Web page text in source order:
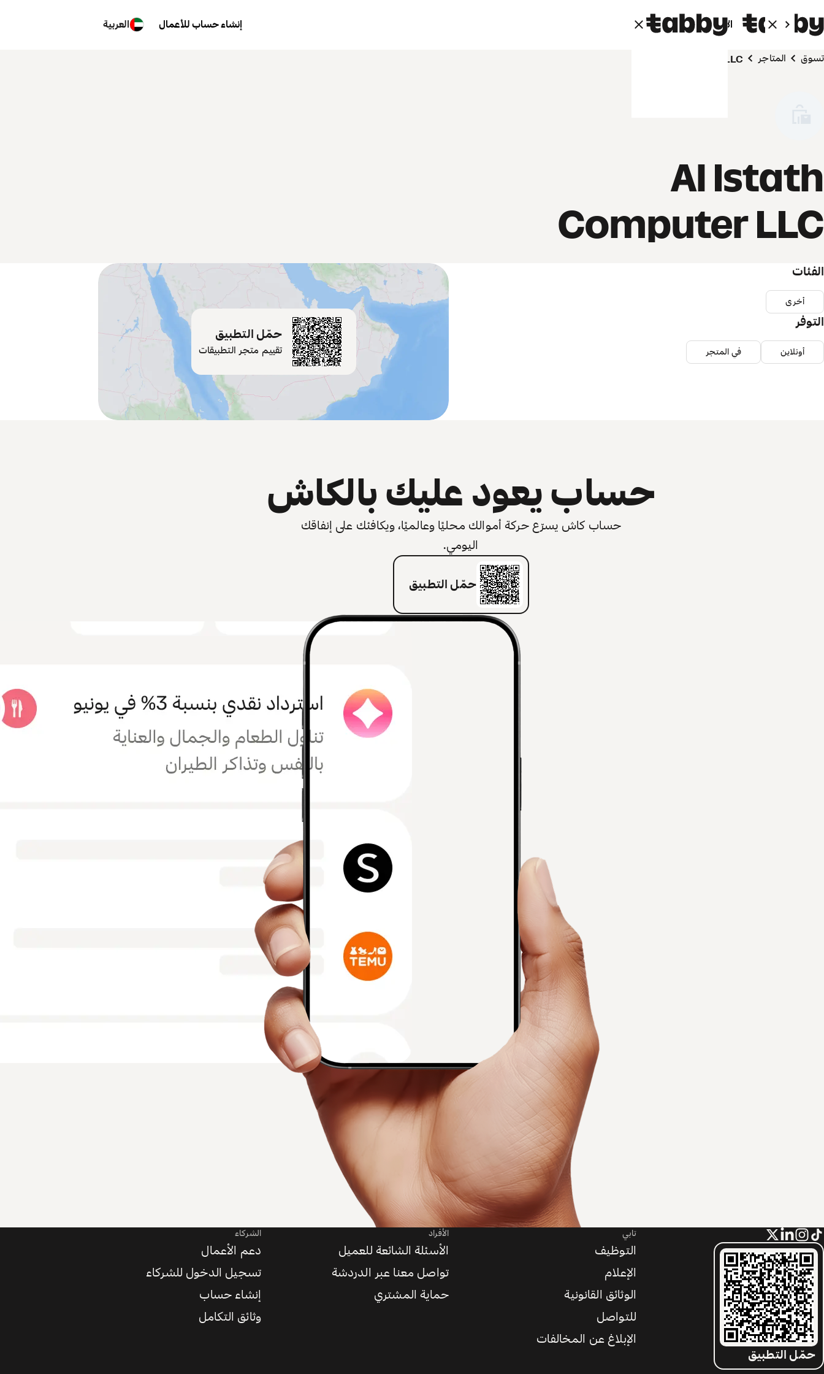
الأفراد الشركاء إنشاء حساب للأعمال العربية
تسوق المتاجر Al Istath Computer LLC
Al Istath
Computer LLC
حمّل التطبيق
تقييم متجر التطبيقات
الفئات
أخرى
التوفر
أونلاين في المتجر
حساب يعود عليك بالكاش
حساب كاش يسرّع حركة أموالك محليًا وعالميًا، ويكافئك على إنفاقك
اليومي.
حمّل التطبيق
حمّل التطبيق
تابي
التوظيف
الإعلام
الوثائق القانونية
للتواصل
الإبلاغ عن المخالفات
الأفراد
الأسئلة الشائعة للعميل
تواصل معنا عبر الدردشة
حماية المشتري
الشركاء
دعم الأعمال
تسجيل الدخول للشركاء
إنشاء حساب
وثائق التكامل